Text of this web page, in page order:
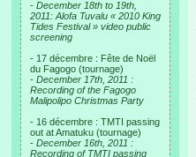
- December 18th to 19th,
2011: Alofa Tuvalu « 2010 King
Tides Festival » video public
screening
- 17 décembre : Fête de Noël
du Fagogo (tournage)
- December 17th, 2011 :
Recording of the Fagogo
Malipolipo Christmas Party
- 16 décembre : TMTI passing
out at Amatuku (tournage)
- December 16th, 2011 :
Recording of TMTI passing